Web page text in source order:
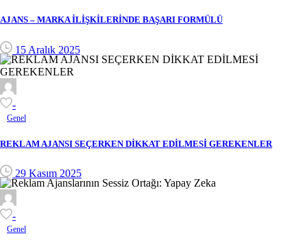
AJANS – MARKA İLİŞKİLERİNDE BAŞARI FORMÜLÜ
15 Aralık 2025
-
Genel
REKLAM AJANSI SEÇERKEN DİKKAT EDİLMESİ GEREKENLER
29 Kasım 2025
-
Genel